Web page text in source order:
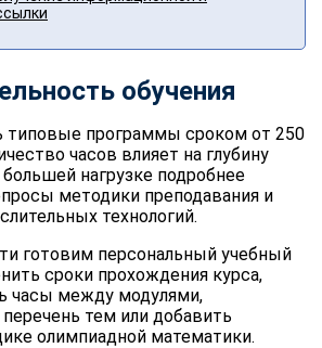
обучения
программы сроком от 250
часов влияет на глубину
нагрузке подробнее
методики преподавания и
технологий.
готовим персональный учебный
сроки прохождения курса,
часы между модулями,
тем или добавить
олимпиадной математики.